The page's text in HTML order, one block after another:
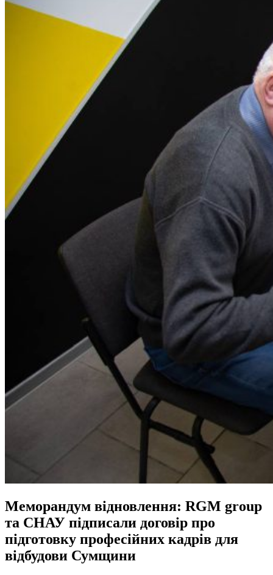
Меморандум відновлення: RGM group
та СНАУ підписали договір про
підготовку професійних кадрів для
відбудови Сумщини